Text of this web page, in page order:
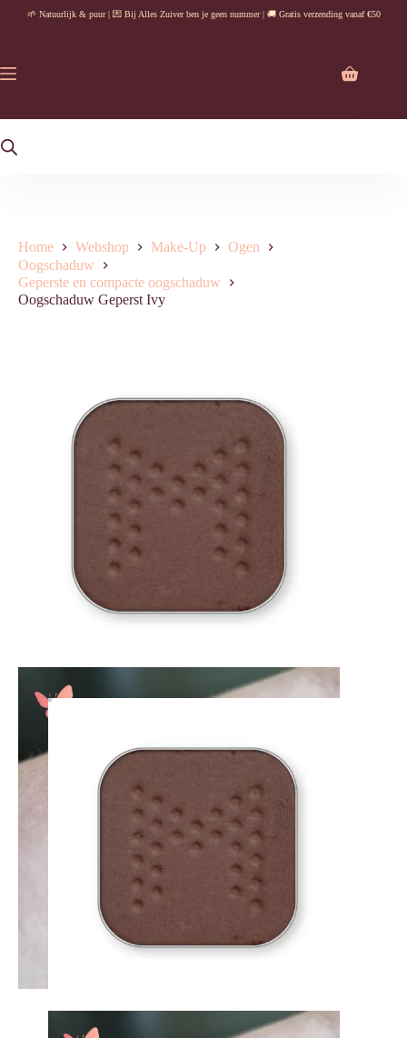
🌱 Natuurlijk & puur | 💌 Bij Alles Zuiver ben je geen nummer | 🚚 Gratis verzending vanaf €50
Home Webshop Make-Up
Ogen
Oogschaduw
Geperste en compacte oogschaduw
Oogschaduw Geperst Ivy